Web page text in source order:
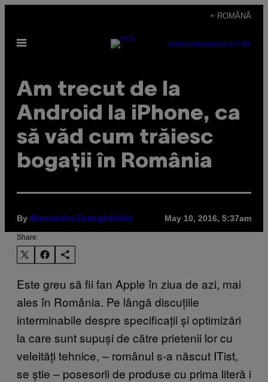
content
+ ROMÂNĂ
Open
SUBSCRIBENEWSLETTER
Am trecut de la
Android la iPhone, ca
să văd cum trăiesc
bogații în România
By Alexandru Evanghelidis May 10, 2016, 5:37am
Share:
Este greu să fii fan Apple în ziua de azi, mai
ales în România. Pe lângă discuțiile
interminabile despre specificații și optimizări
la care sunt supuși de către prietenii lor cu
veleități tehnice, – românul s-a născut ITist,
se știe – posesorii de produse cu prima literă i